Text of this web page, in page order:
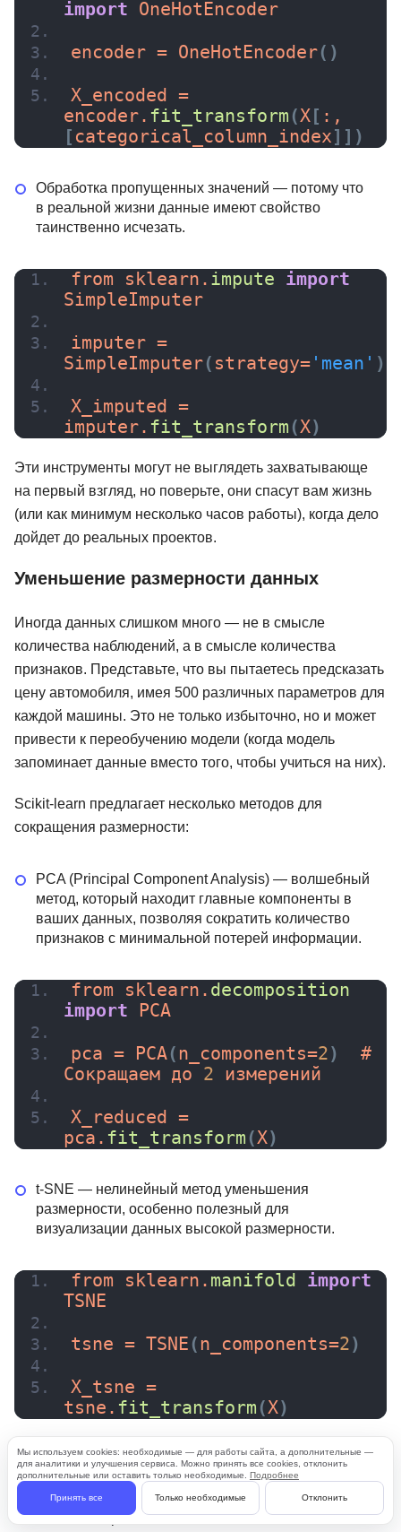
import OneHotEncoder
encoder = OneHotEncoder( )
X_encoded =
encoder. fit_transform (X [
[ categorical_column_index] ] )
Обработка пропущенных значений — потому что
в реальной жизни данные имеют свойство
таинственно исчезать.
from sklearn. impute
import
SimpleImputer
SimpleImputer( strategy= 'mean' )
X_imputed =
imputer. fit_transform (X)
Эти инструменты могут не выглядеть захватывающе
на первый взгляд, но поверьте, они спасут вам жизнь
(или как минимум несколько часов работы), когда дело
дойдет до реальных проектов.
Уменьшение размерности данных
Иногда данных слишком много — не в смысле
количества наблюдений, а в смысле количества
признаков. Представьте, что вы пытаетесь предсказать
цену автомобиля, имея 500 различных параметров для
каждой машины. Это не только избыточно, но и может
привести к переобучению модели (когда модель
запоминает данные вместо того, чтобы учиться на них).
Scikit-learn предлагает несколько методов для
сокращения размерности:
PCA (Principal Component Analysis) — волшебный
метод, который находит главные компоненты в
ваших данных, позволяя сократить количество
признаков с минимальной потерей информации.
from sklearn. decomposition
import PCA
pca = PCA( n_components=2)
  #
Сокращаем до 2 измерений
X_reduced =
pca. fit_transform (X)
t-SNE — нелинейный метод уменьшения
размерности, особенно полезный для
визуализации данных высокой размерности.
from sklearn. manifold
import
TSNE
tsne = TSNE ( n_components=2)
X_tsne =
tsne. fit_transform (X)
Эти методы особенно полезны, когда вы хотите
визуализировать данные или ускорить работу
алгоритмов, которые плохо справляются с большим
количеством признаков.
Мы используем cookies: необходимые — для работы сайта, а дополнительные —
для аналитики и улучшения сервиса. Можно принять все cookies, отклонить
дополнительные или оставить только необходимые. Подробнее
Принять все Только необходимые Отклонить